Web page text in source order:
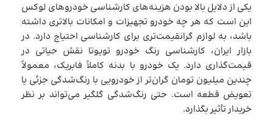
یکی از دلایل بالا بودن هزینه‌های کارشناسی خودروهای لوکس
این است که هر چه خودرو تجهیزات و امکانات بالاتری داشته
باشد، به لوازم گرانقیمت‌تری برای کارشناسی احتیاج دارد. در
بازار ایران، کارشناسی رنگ خودرو تویوتا نقش حیاتی در
قیمت‌گذاری دارد. یک خودرو با بدنه کاملاً فابریک، معمولاً
چندین میلیون تومان گران‌تر از خودرویی با رنگ‌شدگی جزئی یا
تعویض قطعه است. حتی رنگ‌شدگی گلگیر می‌تواند بر نظر
خریدار تأثیر بگذارد.